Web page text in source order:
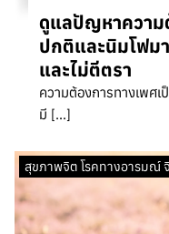
ดูแลปัญหาความ
ปกติและนิมโฟม
และไม่ตีตรา
ความต้องการทางเพศ
มี […]
สุขภาพจิต โรคทางอารมณ์